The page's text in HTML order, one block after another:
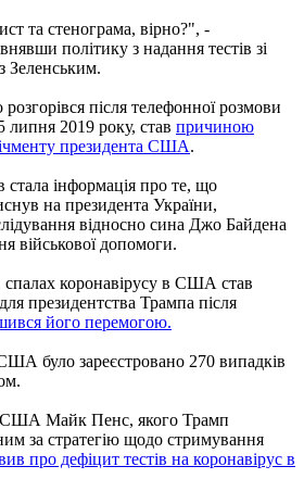
та стенограма, вірно?", -
політику з надання тестів зі
Зеленським.
після телефонної розмови
липня 2019 року, став причиною
президента США.
стала інформація про те, що
на президента України,
відносно сина Джо Байдена
військової допомоги.
спалах коронавірусу в США став
президентства Трампа після
його перемогою.
було зареєстровано 270 випадків
США Майк Пенс, якого Трамп
за стратегію щодо стримування
про дефіцит тестів на коронавірус в